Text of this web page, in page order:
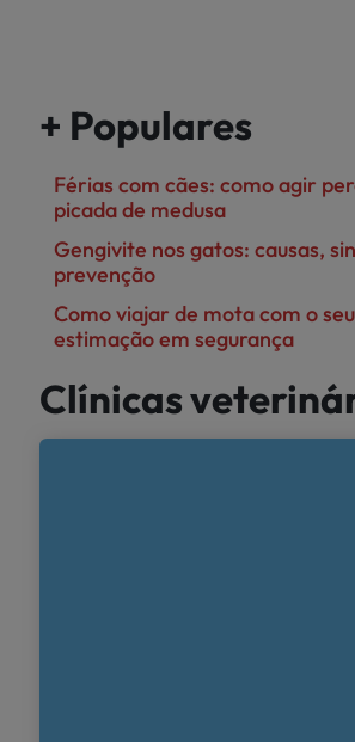
+ Populares
Férias com cães: como agir
picada de medusa
Gengivite nos gatos: causas,
prevenção
Como viajar de mota com o
estimação em segurança
Clínicas